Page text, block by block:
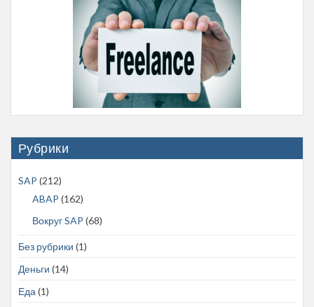
Рубрики
SAP (212)
ABAP (162)
Вокруг SAP (68)
Без рубрики (1)
Деньги (14)
Еда(1)